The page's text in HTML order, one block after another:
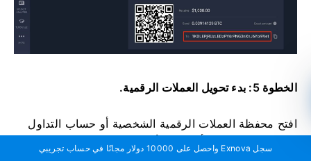
الخطوة 5: بدء تحويل العملات الرقمية.
افتح محفظة العملات الرقمية الشخصية أو حساب التداول
الذي سترسل منه الأموال. ابدأ عملية تحويل إلى عنوان
سجل Exnova واحصل على 10000 دولار مجانًا في حساب تجريبي